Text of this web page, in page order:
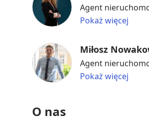
Agent
Pokaż więcej
Miłosz
Agent
Pokaż więcej
O nas